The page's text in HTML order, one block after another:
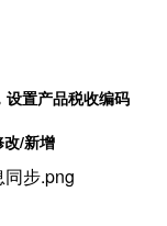
设置产品税收编码
/新增